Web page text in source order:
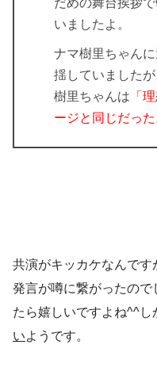
だめの舞台挨拶
いましたよ。
ナマ樹里ちゃん
揺していました
樹里ちゃんは 「
ージと同じだった
共演がキッカケなんです
発言が噂に繋がったので
たら嬉しいですよね^^し
いようです。